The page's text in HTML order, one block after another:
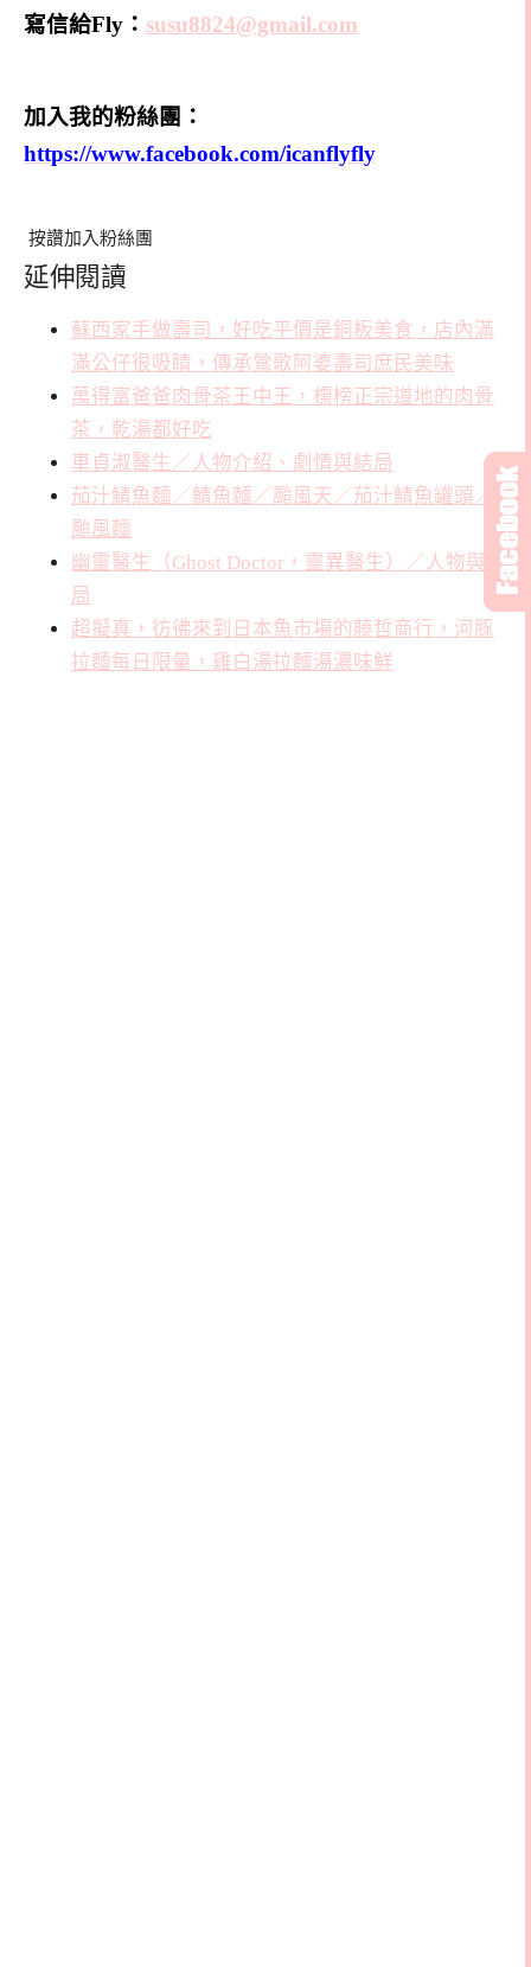
寫信給Fly： susu8824@gmail.com
加入我的粉絲團：
https://www.facebook.com/icanflyfly
按讚加入粉絲團
延伸閱讀
蘇西家手做壽司，好吃平價是銅板美食，店內滿
滿公仔很吸睛，傳承鶯歌阿婆壽司庶民美味
萬得富爸爸肉骨茶王中王，標榜正宗道地的肉骨
茶，乾湯都好吃
車貞淑醫生／人物介紹、劇情與結局
茄汁鯖魚麵／鯖魚麵／颱風天／茄汁鯖魚罐頭／
颱風麵
幽靈醫生（Ghost Doctor，靈異醫生）／人物與結
局
超擬真，彷彿來到日本魚市場的藤哲商行，河豚
拉麵每日限量，雞白湯拉麵湯濃味鮮